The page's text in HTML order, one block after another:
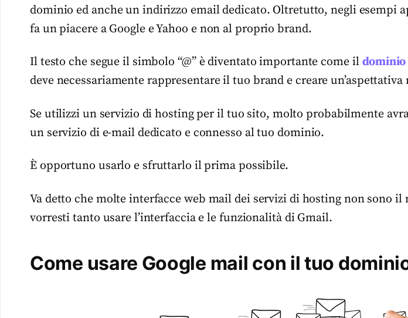
dominio ed anche un indirizzo email dedicato. Oltretutto, negli esempi
fa un piacere a Google e Yahoo e non al proprio brand.
Il testo che segue il simbolo “@” è diventato importante come il dominio
deve necessariamente rappresentare il tuo brand e creare
Se utilizzi un servizio di hosting per il tuo sito, molto probabilmente
un servizio di e-mail dedicato e connesso al tuo dominio.
È opportuno usarlo e sfruttarlo il prima possibile.
Va detto che molte interfacce web mail dei servizi di hosting non sono il
vorresti tanto usare l’interfaccia e le funzionalità di Gmail.
Come usare Google mail con il tuo